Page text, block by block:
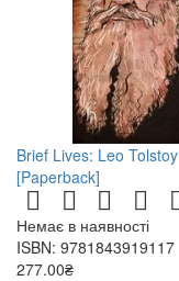
Brief Lives: Leo Tolstoy
[Paperback]
Немає в наявності
ISBN: 9781843919117
277.00₴